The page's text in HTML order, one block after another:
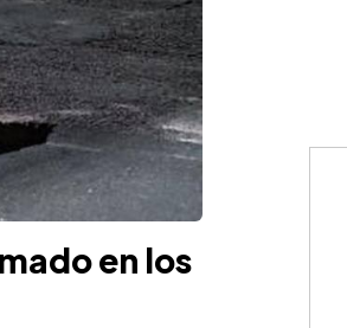
en los